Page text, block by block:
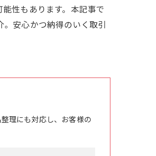
性もあります。本記事で
安心かつ納得のいく取引
理にも対応し、お客様の